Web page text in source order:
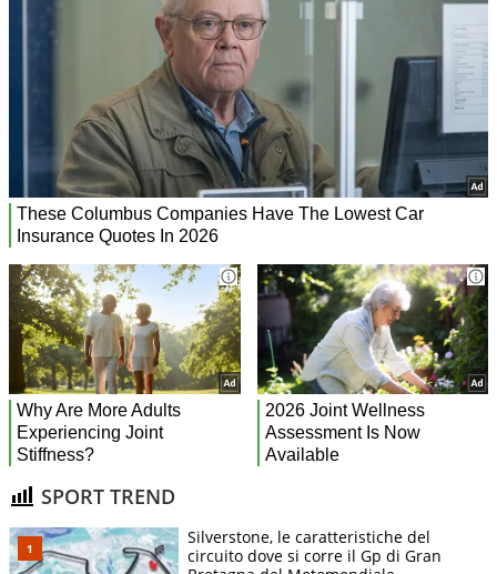
SPORT TREND
Silverstone, le caratteristiche del
circuito dove si corre il Gp di Gran